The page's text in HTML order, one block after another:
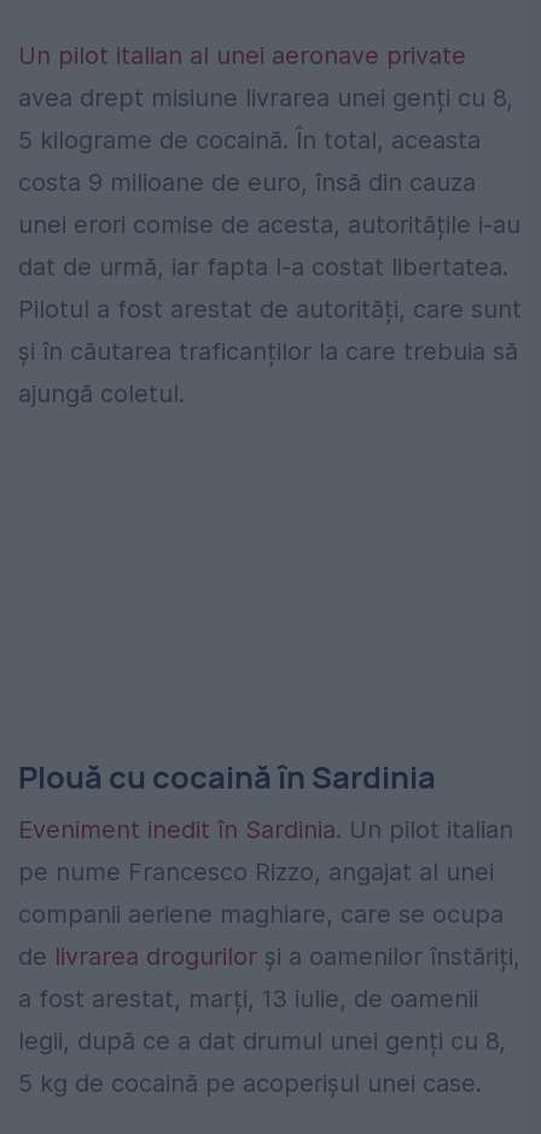
Un pilot italian al unei aeronave private
avea drept misiune livrarea unei genți cu 8,
5 kilograme de cocaină. În total, aceasta
costa 9 milioane de euro, însă din cauza
unei erori comise de acesta, autoritățile i-au
dat de urmă, iar fapta l-a costat libertatea.
Pilotul a fost arestat de autorități, care sunt
și în căutarea traficanților la care trebuia să
ajungă coletul.
Plouă cu cocaină în Sardinia
Eveniment inedit în Sardinia. Un pilot italian
pe nume Francesco Rizzo, angajat al unei
companii aeriene maghiare, care se ocupa
de livrarea drogurilor și a oamenilor înstăriți,
a fost arestat, marți, 13 iulie, de oamenii
legii, după ce a dat drumul unei genți cu 8,
5 kg de cocaină pe acoperișul unei case.